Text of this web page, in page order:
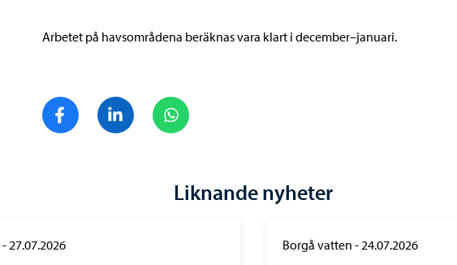
Arbetet på havsområdena beräknas vara klart i december–januari.
Dela på FacebookDela på LinkedIn
Liknande nyheter
-27.07.2026 Borgå vatten -24.07.2026